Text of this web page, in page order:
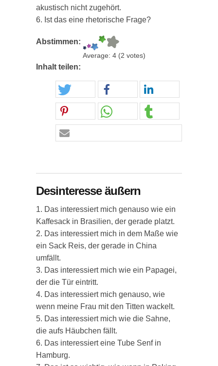
akustisch nicht zugehört.
6. Ist das eine rhetorische Frage?
Abstimmen:
Average: 4 (2 votes)
Inhalt teilen:
Desinteresse äußern
1. Das interessiert mich genauso wie ein
Kaffesack in Brasilien, der gerade platzt.
2. Das interessiert mich in dem Maße wie
ein Sack Reis, der gerade in China
umfällt.
3. Das interessiert mich wie ein Papagei,
der die Tür eintritt.
4. Das interessiert mich genauso, wie
wenn meine Frau mit den Titten wackelt.
5. Das interessiert mich wie die Sahne,
die aufs Häubchen fällt.
6. Das interessiert eine Tube Senf in
Hamburg.